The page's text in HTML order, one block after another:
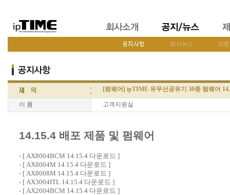
[펌웨어] ipTIME 유무선공유기 30종 펌웨어
이 름 고객지원실
14.15.4 배포 제품 및 펌웨어
- [ AX8004BCM 14.15.4 다운로드 ]
- [ AX8004M 14.15.4 다운로드 ]
- [ AX8008M 14.15.4 다운로드 ]
- [ AX3004ITL 14.15.4 다운로드 ]
- [ AX2004BCM 14.15.4 다운로드 ]